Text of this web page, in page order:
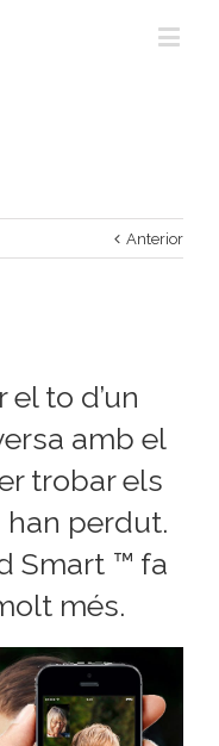
Anterior
to d’un
amb el
trobar els
perdut.
Smart ™ fa
més.